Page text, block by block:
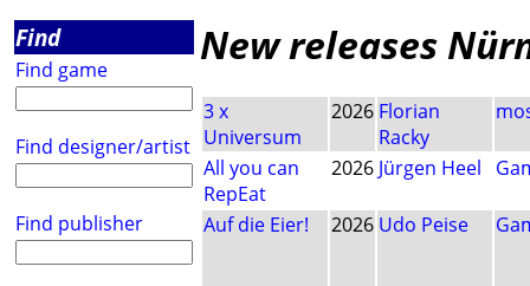
Find
Find game
Find designer/artist
Find publisher
New releases
3 x
Universum
2026 Florian
Racky
All you can
RepEat
2026 Jürgen Heel
Auf die Eier! 2026 Udo Peise